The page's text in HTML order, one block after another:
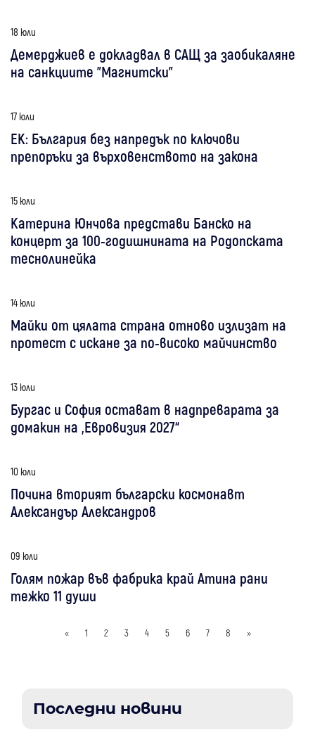
18 юли
Демерджиев е докладвал в САЩ за заобикаляне
на санкциите "Магнитски"
17 юли
ЕК: България без напредък по ключови
препоръки за върховенството на закона
15 юли
Катерина Юнчова представи Банско на
концерт за 100-годишнината на Родопската
теснолинейка
14 юли
Майки от цялата страна отново излизат на
протест с искане за по-високо майчинство
13 юли
Бургас и София остават в надпреварата за
домакин на „Евровизия 2027“
10 юли
Почина вторият български космонавт
Александър Александров
09 юли
Голям пожар във фабрика край Атина рани
тежко 11 души
« 1 2 3 4 5 6 7 8 »
Последни новини